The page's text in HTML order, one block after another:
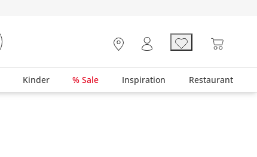
Kinder % Sale Inspiration Restaurant